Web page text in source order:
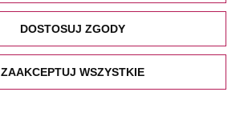
O nas
DOSTOSUJ ZGODY
ZAAKCEPTUJ WSZYSTKIE